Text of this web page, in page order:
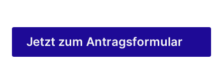
Jetzt zum Antragsformular